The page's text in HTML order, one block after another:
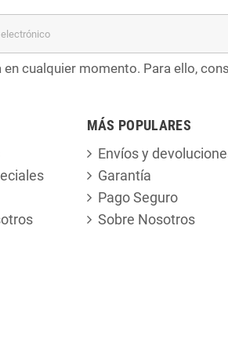
en cualquier momento. Para ello,
MÁS POPULARES
Envíos y
Garantía
Pago Seguro
Sobre Nosotros